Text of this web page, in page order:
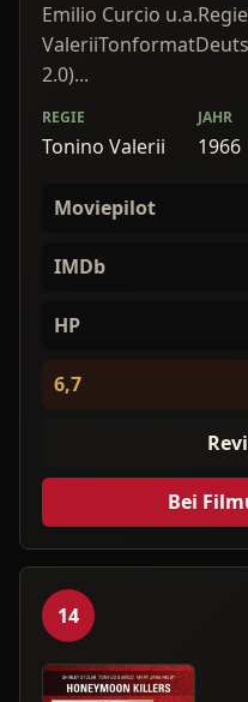
Emilio Curcio
2.0)...
REGIE
Tonino Valerii
JAHR
1966
Moviepilot
IMDb
HP
6,7
Bei
14